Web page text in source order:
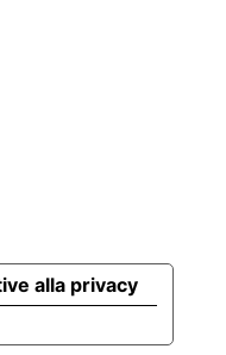
alla privacy